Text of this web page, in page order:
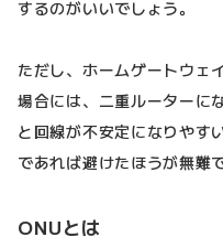
するのがいいでしょう。
ただし、ホームゲートウェ
場合には、二重ルーターに
と回線が不安定になりやす
であれば避けたほうが無難で
ONUとは